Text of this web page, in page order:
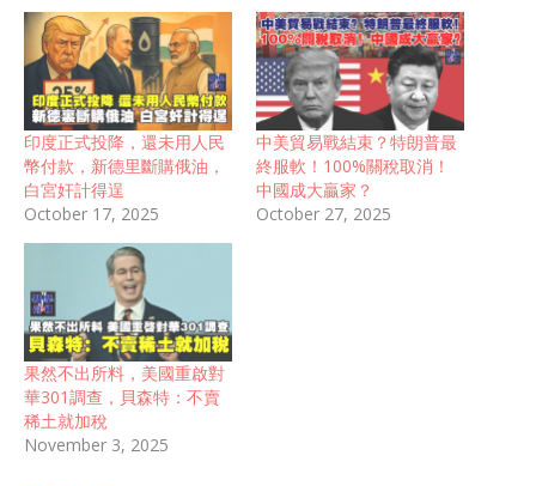
印度正式投降，還未用人民
幣付款，新德里斷購俄油，
白宮奸計得逞
October 17, 2025
中美貿易戰結束？特朗普最
終服軟！100%關稅取消！
中國成大贏家？
October 27, 2025
果然不出所料，美國重啟對
華301調查，貝森特：不賣
稀土就加稅
November 3, 2025